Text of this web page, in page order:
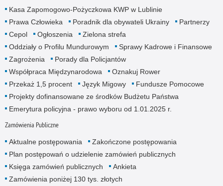
Kasa Zapomogowo-Pożyczkowa KWP w Lublinie
Prawa Człowieka
Poradnik dla obywateli Ukrainy
Partnerzy
Cepol
Ogłoszenia
Zielona strefa
Oddziały o Profilu Mundurowym
Sprawy Kadrowe i Finansowe
Zagrożenia
Porady dla Policjantów
Współpraca Międzynarodowa
Oznakuj Rower
Przekaż 1,5 procent
Język Migowy
Fundusze Pomocowe
Projekty dofinansowane ze środków Budżetu Państwa
Emerytura policyjna - prawo wyboru od 1.01.2025 r.
Zamówienia Publiczne
Aktualne postępowania
Zakończone postępowania
Plan postępowań o udzielenie zamówień publicznych
Księga zamówień publicznych
Ankieta
Zamówienia poniżej 130 tys. złotych